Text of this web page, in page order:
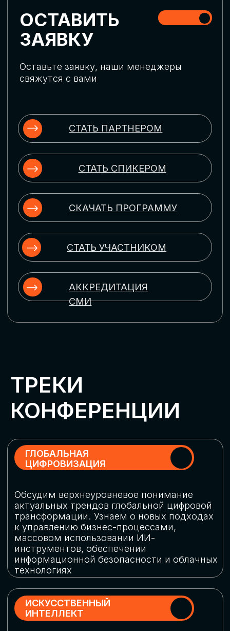
Выясним, как в наши дни уверенно
защищать свой бизнес от киберугроз
актуальных трендов глобальной цифровой
трансформации. Узнаем о новых подходах
массовом использовании ИИ-
инструментов, обеспечении
ИСКУССТВЕННЫЙ
Узнаем как компании адаптируются к
новой ИИ-реальности. Как ИИ-
сотрудники становятся
«полноправными» членами команды, как
ИИ-помощники забирают на себя рутину
и как можно значительно увеличить
производительность без огромных
затрат на нейросети
ЦИФРОВИЗАЦИЯ
МАРКЕТИНГА И ПРОДАЖ
Обменяемся опытом, какие ИИ-решения
в маркетинге и продажах наиболее
рекламными кампаниями показывают
наибольшую эффективность
ЦИФРОВИЗАЦИЯ
УПРАВЛЕНИЯ ПЕРСОНАЛОМ
Рассмотрим управление человеческим
комплексные решения для роста
производительности и кейсы
оптимизации процессов найма,
развития, оценки и удержания
РОБОТИЗАЦИЯ
Узнаем, в каких отраслях ИИ
«материализуется», какие роботы
решают сложные бизнес-задачи, а где
только обсуждают концепции
роботизации и потенциальные бюджеты
на тестирование образцов
ЦИФРОВИЗАЦИЯ
КЛИЕНТСКОГО СЕРВИСА
Разберем кейсы в сфере цифровизации